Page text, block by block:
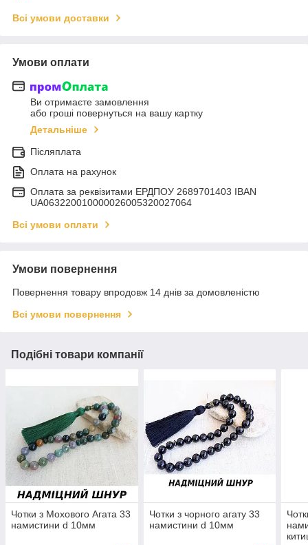
Всі умови доставки
Умови оплати
Ви отримаєте замовлення
або гроші повернуться на вашу картку
Детальніше
Післяплата
Оплата на рахунок
Оплата за реквізитами ЕРДПОУ 2689701403 IBAN
UA063220010000026005320027064
Всі умови оплати
Умови повернення
Повернення товару впродовж 14 днів за домовленістю
Всі умови повернення
Подібні товари компанії
Чотки з Мохового Агата 33
намистини d 10мм
Чотки з чорного агату 33
намистини d 10мм